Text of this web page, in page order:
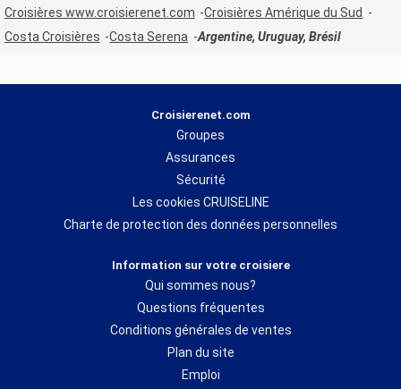
Croisières www.croisierenet.com
Croisières Amérique du Sud
Costa Croisières
Costa Serena Argentine, Uruguay, Brésil
Croisierenet.com
Groupes
Assurances
Sécurité
Les cookies CRUISELINE
Charte de protection des données personnelles
Information sur votre croisiere
Qui sommes nous?
Questions fréquentes
Conditions générales de ventes
Plan du site
Emploi